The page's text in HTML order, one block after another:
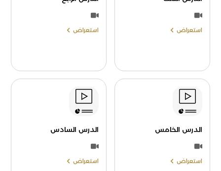
استعراض استعراض
الدرس الخامس
استعراض
الدرس السادس
استعراض